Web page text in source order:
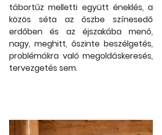
tábortűz melletti együtt éneklés, a
közös séta az őszbe színesedő
erdőben és az éjszakába menő,
nagy, meghitt, őszinte beszélgetés,
problémákra való megoldáskeresés,
tervezgetés sem.